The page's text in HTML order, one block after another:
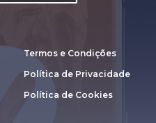
Termos e Condições
Política de Privacidade
Política de Cookies